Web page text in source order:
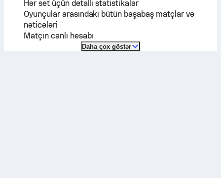
Hər set üçün detallı statistikalar
Oyunçular arasındakı bütün başabaş matçlar və
nəticələri
Matçın canlı hesabı
Daha çox göstər